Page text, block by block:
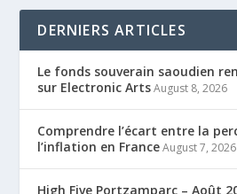
DERNIERS ARTICLES
Le fonds souverain saoudien
sur Electronic Arts August 8, 2026
Comprendre l’écart entre la
l’inflation en France August 7, 2026
High Five Portzamparc – Août